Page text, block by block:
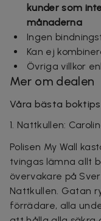
kunder som
månaderna
Ingen
Kan ej
Övriga villkor
Mer om dealen
Våra bästa
1. Nattkullen:
Polisen My Wall
tvingas lämna allt
övervakare på
Nattkullen. Gatan
förrädare, alla